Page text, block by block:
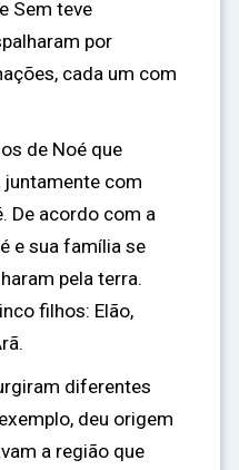
Sem teve
por
cada um com
de Noé que
juntamente com
De acordo com a
e sua família se
pela terra.
filhos: Elão,
diferentes
deu origem
a região que